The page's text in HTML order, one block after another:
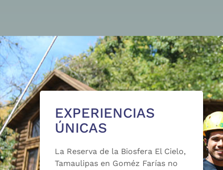
EXPERIENCIAS
ÚNICAS
La Reserva de la Biosfera El Cielo,
Tamaulipas en Goméz Farías no